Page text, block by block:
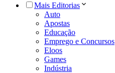
Mais Editorias
Auto
Apostas
Educação
Emprego e Concursos
Eloos
Games
Indústria